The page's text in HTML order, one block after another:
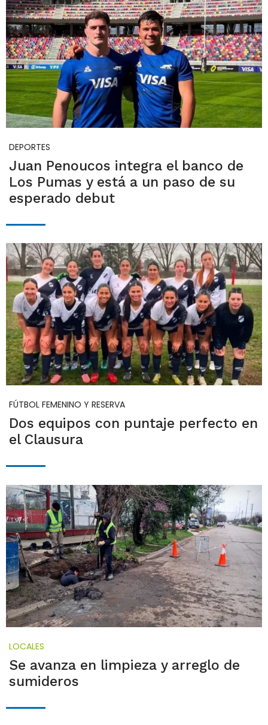
DEPORTES
Juan Penoucos integra el banco de
Los Pumas y está a un paso de su
esperado debut
FÚTBOL FEMENINO Y RESERVA
Dos equipos con puntaje perfecto en
el Clausura
LOCALES
Se avanza en limpieza y arreglo de
sumideros